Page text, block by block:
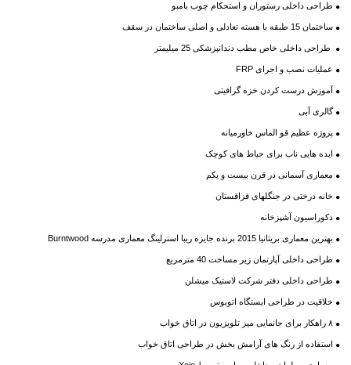
طراحی داخلی رستوران و استحکام چوب بامبو
ساختمان 15 طبقه با هسته تعادلی و اصلی ساختمان در سقف
طراحی داخلی خاص مطب دندانپزشکی 25 میلیمتر
عملیات نصب و اجرای FRP
آموزش درست کردن خزه گرافیتی
گالری آبی
پروژه عظیم قو الماس خاورمیانه
ایده‌ هایی ناب برای حیاط‌ های کوچک
معماری آسمانی در قرن بیست و یکم
خانه درختی در جنگلهای قزاقستان
دکوراسیون آشپزخانه
بهترین معماری بریتانیا 2015 برنده جایزه ریبا استرلینگ معماری مدرسه Burntwood
طراحی داخلی آپارتمان زیر مساحت 40 مترمربع
طراحی داخلی دفتر شرکت لاستیک میشلن
خلاقیت در طراحی ایستگاه اتوبوس
۸ راهکار برای جانمایی میز تلویزیون در اتاق خواب
استفاده از رنگ های آرامش بخش در طراحی اتاق خواب